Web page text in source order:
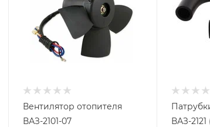
Вентилятор отопителя
ВАЗ-2101-07
ВАЗ-2121